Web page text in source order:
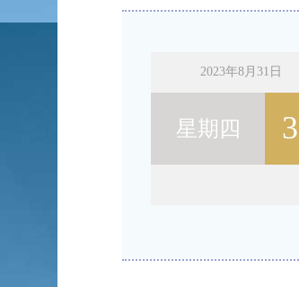
2023年8月31日
星期四